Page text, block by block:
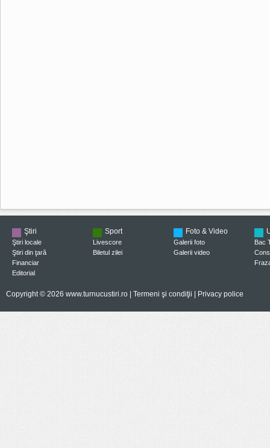
Ştiri
Ştiri locale
Ştiri din ţară
Financiar
Editorial
Sport
Livescore
Biletul zilei
Foto & Video
Galerii foto
Galerii video
Bac
Copyright © 2026 www.turnucustiri.ro | Termeni şi condiţii Privacy police